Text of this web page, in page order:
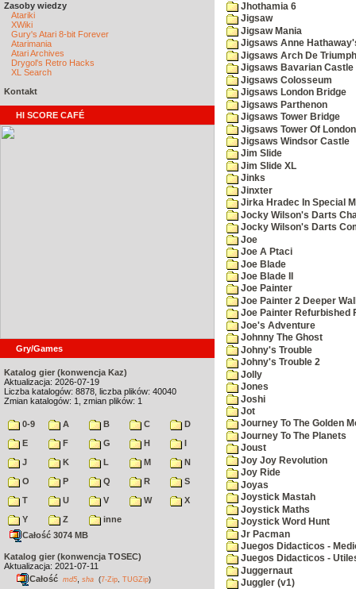
Zasoby wiedzy
Atariki
XWiki
Gury's Atari 8-bit Forever
Atarimania
Atari Archives
Drygol's Retro Hacks
XL Search
Kontakt
HI SCORE CAFÉ
Gry/Games
Katalog gier (konwencja Kaz)
Aktualizacja: 2026-07-19
Liczba katalogów: 8878, liczba plików: 40040
Zmian katalogów: 1, zmian plików: 1
0-9 A B C
D
E
F G H
I
J
K L M
N
O
P Q R
S
T
U V W
X
Y
Z
inne
Całość 3074 MB
Katalog gier (konwencja TOSEC)
Aktualizacja: 2021-07-11
Całość md5 sha (7-Zip TUGZip)
Jhothamia 6
Jigsaw
Jigsaw Mania
Jigsaws Anne
Jigsaws Arch De Triumph
Jigsaws Bavarian Castle
Jigsaws Colosseum
Jigsaws London Bridge
Jigsaws Parthenon
Jigsaws Tower Bridge
Jigsaws Tower Of London
Jigsaws Windsor Castle
Jim Slide
Jim Slide XL
Jinks
Jinxter
Jirka Hradec In Special
Jocky Wilson's Darts
Jocky Wilson's Darts
Joe
Joe A Ptaci
Joe Blade
Joe Blade II
Joe Painter
Joe Painter 2 Deeper
Joe Painter Refurbished
Joe's Adventure
Johnny The Ghost
Johny's Trouble
Johny's Trouble 2
Jolly
Jones
Joshi
Jot
Journey To The Golden
Journey To The Planets
Joust
Joy Joy Revolution
Joy Ride
Joyas
Joystick Mastah
Joystick Maths
Joystick Word Hunt
Jr Pacman
Juegos Didacticos -
Juegos Didacticos -
Juggernaut
Juggler (v1)